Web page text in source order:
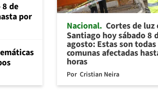
de
por
Nacional Cortes de luz
Santiago hoy sábado 8
agosto: Estas son todas
comunas afectadas
horas
Por Cristian Neira